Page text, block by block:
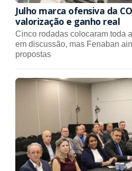
Julho marca ofensiva da
valorização e ganho real
Cinco rodadas colocaram toda
em discussão, mas Fenaban
propostas